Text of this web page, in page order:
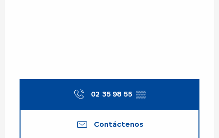
02 35 98 55 ▒▒
Contáctenos